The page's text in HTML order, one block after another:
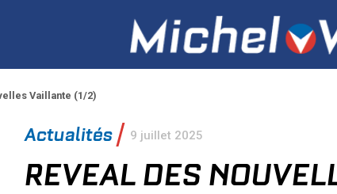
Vaillante (1/2)
Actualités 9 juillet 2025
REVEAL DES